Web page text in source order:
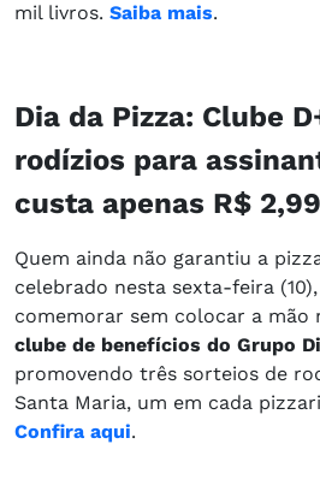
mil livros. Saiba mais.
Dia da Pizza: Clube
rodízios para
custa apenas R$
Quem ainda não garantiu a
celebrado nesta sexta-feira
comemorar sem colocar a mão
clube de benefícios do Grupo
promovendo três sorteios de
Santa Maria, um em cada
Confira aqui.